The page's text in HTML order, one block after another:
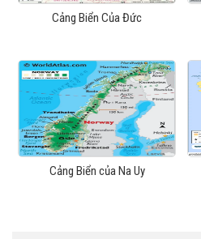
Cảng Biển Của Đức
Cảng Biển của Na Uy